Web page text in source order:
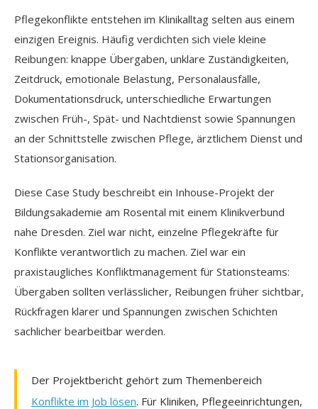
Pflegekonflikte entstehen im Klinikalltag selten aus einem
einzigen Ereignis. Häufig verdichten sich viele kleine
Reibungen: knappe Übergaben, unklare Zuständigkeiten,
Zeitdruck, emotionale Belastung, Personalausfälle,
Dokumentationsdruck, unterschiedliche Erwartungen
zwischen Früh-, Spät- und Nachtdienst sowie Spannungen
an der Schnittstelle zwischen Pflege, ärztlichem Dienst und
Stationsorganisation.
Diese Case Study beschreibt ein Inhouse-Projekt der
Bildungsakademie am Rosental mit einem Klinikverbund
nahe Dresden. Ziel war nicht, einzelne Pflegekräfte für
Konflikte verantwortlich zu machen. Ziel war ein
praxistaugliches Konfliktmanagement für Stationsteams:
Übergaben sollten verlässlicher, Reibungen früher sichtbar,
Rückfragen klarer und Spannungen zwischen Schichten
sachlicher bearbeitbar werden.
Der Projektbericht gehört zum Themenbereich
Konflikte im Job lösen. Für Kliniken, Pflegeeinrichtungen,